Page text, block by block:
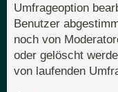
Umfrageoption
Benutzer
noch von
oder gelöscht
von laufenden